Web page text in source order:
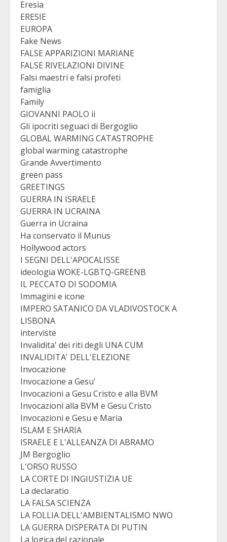
Eresia
ERESIE
EUROPA
Fake News
FALSE APPARIZIONI MARIANE
FALSE RIVELAZIONI DIVINE
Falsi maestri e falsi profeti
famiglia
Family
GIOVANNI PAOLO ii
Gli ipocriti seguaci di Bergoglio
GLOBAL WARMING CATASTROPHE
global warming catastrophe
Grande Avvertimento
green pass
GREETINGS
GUERRA IN ISRAELE
GUERRA IN UCRAINA
Guerra in Ucraina
Ha conservato il Munus
Hollywood actors
I SEGNI DELL'APOCALISSE
ideologia WOKE-LGBTQ-GREENB
IL PECCATO DI SODOMIA
Immagini e icone
IMPERO SATANICO DA VLADIVOSTOCK A
LISBONA
interviste
Invalidita' dei riti degli UNA CUM
INVALIDITA' DELL'ELEZIONE
Invocazione
Invocazione a Gesu'
Invocazioni a Gesu Cristo e alla BVM
Invocazioni alla BVM e Gesu Cristo
Invocazioni e Gesu e Maria
ISLAM E SHARIA
ISRAELE E L'ALLEANZA DI ABRAMO
JM Bergoglio
L'ORSO RUSSO
LA CORTE DI INGIUSTIZIA UE
La declaratio
LA FALSA SCIENZA
LA FOLLIA DELL'AMBIENTALISMO NWO
LA GUERRA DISPERATA DI PUTIN
La logica del razionale